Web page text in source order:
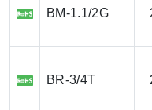
BM-1.1/2G
BR-3/4T